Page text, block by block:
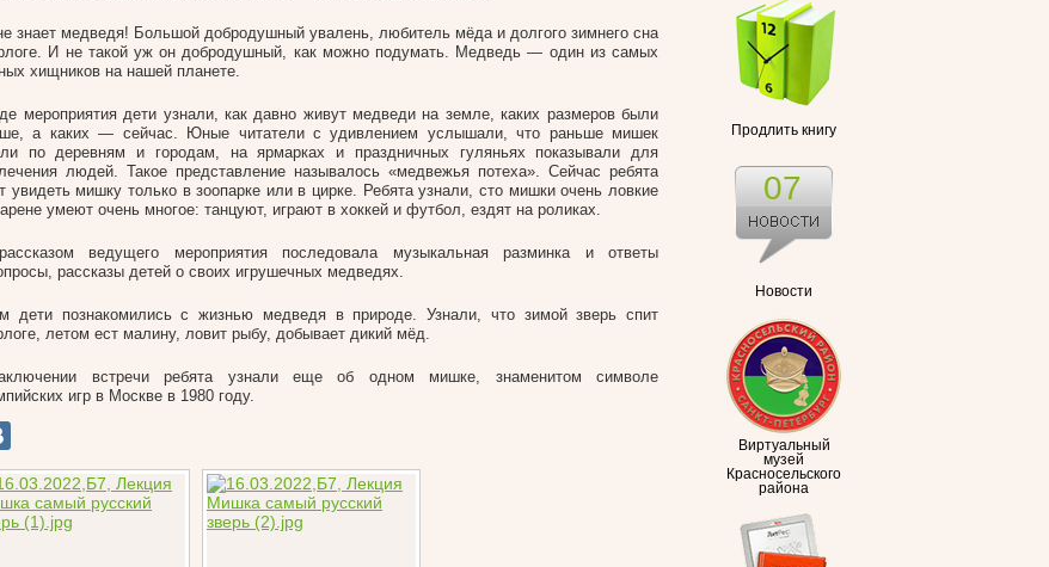
Продлить книгу
Новости
07
Виртуальный
музей
Красносельского
района
знает медведя! Большой добродушный увалень, любитель мёда и долгого зимнего сна
И не такой уж он добродушный, как можно подумать. Медведь — один из самых
хищников на нашей планете.
мероприятия дети узнали, как давно живут медведи на земле, каких размеров были
а каких — сейчас. Юные читатели с удивлением услышали, что раньше мишек
по деревням и городам, на ярмарках и праздничных гуляньях показывали для
людей. Такое представление называлось «медвежья потеха». Сейчас ребята
увидеть мишку только в зоопарке или в цирке. Ребята узнали, сто мишки очень ловкие
умеют очень многое: танцуют, играют в хоккей и футбол, ездят на роликах.
ведущего мероприятия последовала музыкальная разминка и ответы
рассказы детей о своих игрушечных медведях.
дети познакомились с жизнью медведя в природе. Узнали, что зимой зверь спит
летом ест малину, ловит рыбу, добывает дикий мёд.
встречи ребята узнали еще об одном мишке, знаменитом символе
игр в Москве в 1980 году.